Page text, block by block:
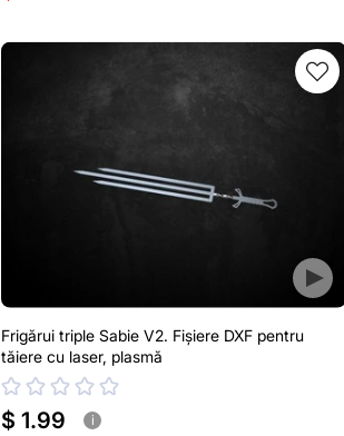
Frigărui triple Sabie V2. Fișiere DXF pentru
tăiere cu laser, plasmă
$ 1.99 i